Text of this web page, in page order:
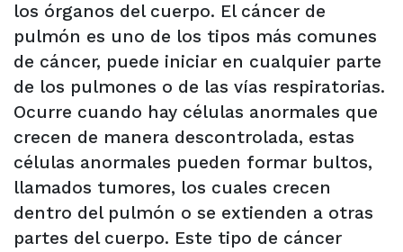
los órganos del cuerpo. El cáncer de
pulmón es uno de los tipos más comunes
de cáncer, puede iniciar en cualquier parte
de los pulmones o de las vías respiratorias.
Ocurre cuando hay células anormales que
crecen de manera descontrolada, estas
células anormales pueden formar bultos,
llamados tumores, los cuales crecen
dentro del pulmón o se extienden a otras
partes del cuerpo. Este tipo de cáncer